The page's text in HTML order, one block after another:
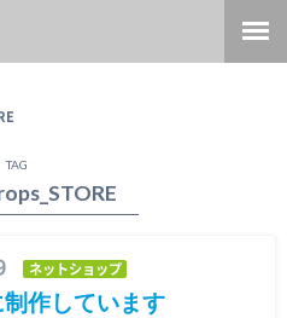
TAG
ネットショップ
制作しています